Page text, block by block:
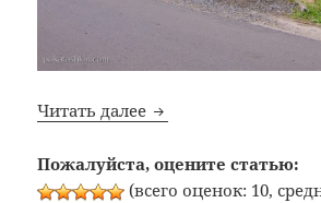
Читать далее Bon Appetit: №253:
Пожалуйста, оцените статью:
(всего оценок: 10,